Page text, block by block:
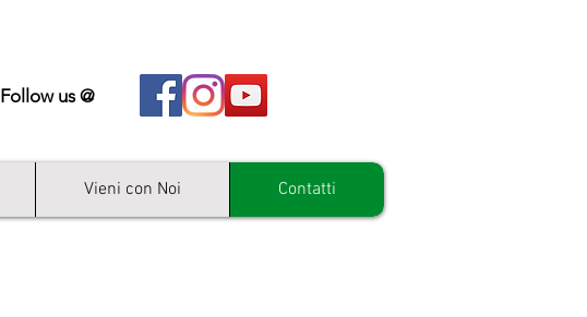
Follow us @
Vieni con Noi Contatti